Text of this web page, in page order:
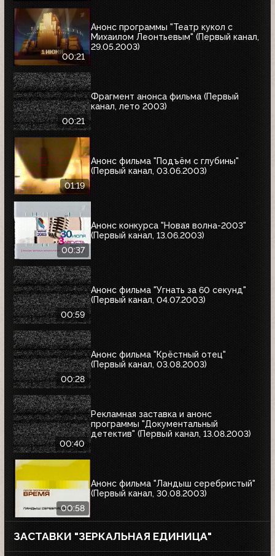
00:21
Анонс программы "Театр кукол с
Михаилом Леонтьевым" (Первый канал,
29.05.2003)
00:21
Фрагмент анонса фильма (Первый
канал, лето 2003)
01:19
Анонс фильма "Подъём с глубины"
(Первый канал, 03.06.2003)
00:37
Анонс конкурса "Новая волна-2003"
(Первый канал, 13.06.2003)
00:59
Анонс фильма "Угнать за 60 секунд"
(Первый канал, 04.07.2003)
00:28
Анонс фильма "Крёстный отец"
(Первый канал, 03.08.2003)
00:40
Рекламная заставка и анонс
программы "Документальный
детектив" (Первый канал, 13.08.2003)
00:58
Анонс фильма "Ландыш серебристый"
(Первый канал, 30.08.2003)
ЗАСТАВКИ "ЗЕРКАЛЬНАЯ ЕДИНИЦА"